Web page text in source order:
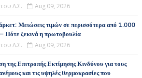
Λ.Σ. Aug 09, 2026
Μειώσεις τιμών σε περισσότερα από 1.000
Πότε ξεκινά η πρωτοβουλία
Λ.Σ. Aug 09, 2026
της Επιτροπής Εκτίμησης Κινδύνου για τους
και τις υψηλές θερμοκρασίες που